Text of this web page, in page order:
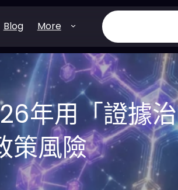
Blog More
搜
尋
年用「證據治
策風險